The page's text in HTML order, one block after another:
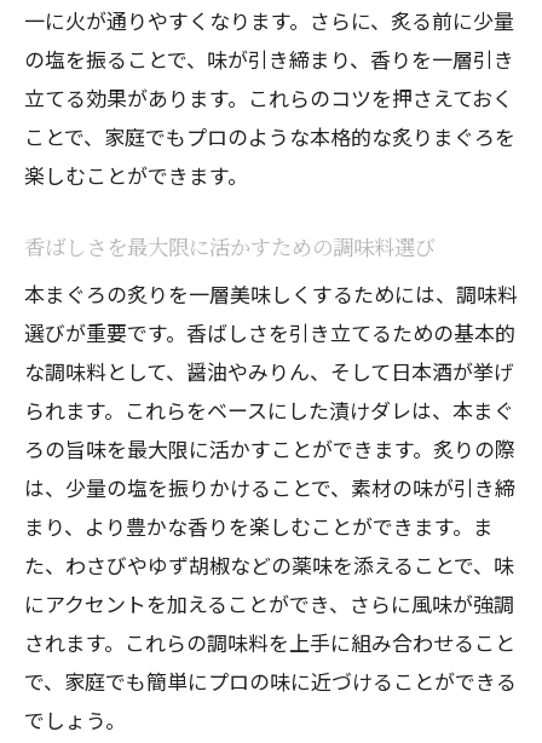
本まぐろの切り方と漬けダレ選びの極意
本まぐろを美しく切るためのポイント
漬けダレの基本とアレンジ法
本まぐろの部位別おすすめの切り方
漬けダレに使う調味料の選び方
漬け込み時間と風味の関係
プロが教える美味しく漬けるテクニック
香りを引き立てる本まぐろ炙りの温度管理
適切な温度で引き出す本まぐろの真価
温度管理が及ぼす炙りの影響
香りを引き立てる炙りの温度変化
温度調整に役立つツールとテクニック
温度管理の失敗を防ぐ方法
本まぐろ炙りに最適な温度とは
漬け込みがポイント！本まぐろの風味を引き
出す
一に火が通りやすくなります。さらに、炙る前に少量
の塩を振ることで、味が引き締まり、香りを一層引き
立てる効果があります。これらのコツを押さえておく
ことで、家庭でもプロのような本格的な炙りまぐろを
楽しむことができます。
香ばしさを最大限に活かすための調味料選び
本まぐろの炙りを一層美味しくするためには、調味料
選びが重要です。香ばしさを引き立てるための基本的
な調味料として、醤油やみりん、そして日本酒が挙げ
られます。これらをベースにした漬けダレは、本まぐ
ろの旨味を最大限に活かすことができます。炙りの際
は、少量の塩を振りかけることで、素材の味が引き締
まり、より豊かな香りを楽しむことができます。ま
た、わさびやゆず胡椒などの薬味を添えることで、味
にアクセントを加えることができ、さらに風味が強調
されます。これらの調味料を上手に組み合わせること
で、家庭でも簡単にプロの味に近づけることができる
でしょう。